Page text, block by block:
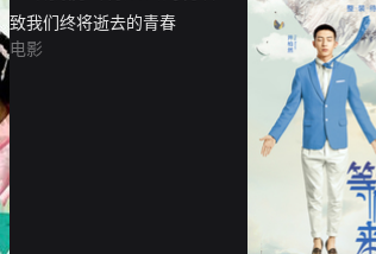
致我们终将逝去的青春
电影